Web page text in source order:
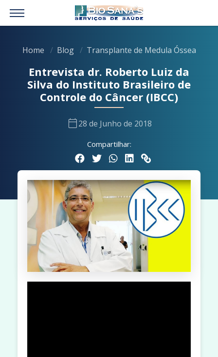
Home Blog Transplante de Medula Óssea
Entrevista dr. Roberto Luiz da
Silva do Instituto Brasileiro de
Controle do Câncer (IBCC)
calendar_today28 de Junho de 2018
Compartilhar: